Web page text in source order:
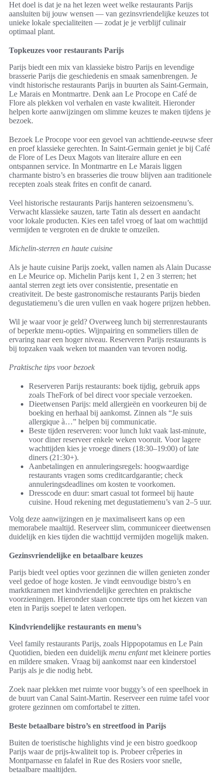
Het doel is dat je na het lezen weet welke restaurants Parijs
aansluiten bij jouw wensen — van gezinsvriendelijke keuzes tot
unieke lokale specialiteiten — zodat je je verblijf culinair
optimaal plant.
Topkeuzes voor restaurants Parijs
Parijs biedt een mix van klassieke bistro Parijs en levendige
brasserie Parijs die geschiedenis en smaak samenbrengen. Je
vindt historische restaurants Parijs in buurten als Saint‑Germain,
Le Marais en Montmartre. Denk aan Le Procope en Café de
Flore als plekken vol verhalen en vaste kwaliteit. Hieronder
helpen korte aanwijzingen om slimme keuzes te maken tijdens je
bezoek.
Bezoek Le Procope voor een gevoel van achttiende‑eeuwse sfeer
en proef klassieke gerechten. In Saint‑Germain geniet je bij Café
de Flore of Les Deux Magots van literaire allure en een
ontspannen service. In Montmartre en Le Marais liggen
charmante bistro’s en brasseries die trouw blijven aan traditionele
recepten zoals steak frites en confit de canard.
Veel historische restaurants Parijs hanteren seizoensmenu’s.
Verwacht klassieke sauzen, tarte Tatin als dessert en aandacht
voor lokale producten. Kies een tafel vroeg of laat om wachttijd
vermijden te vergroten en de drukte te omzeilen.
Michelin-sterren en haute cuisine
Als je haute cuisine Parijs zoekt, vallen namen als Alain Ducasse
en Le Meurice op. Michelin Parijs kent 1, 2 en 3 sterren; het
aantal sterren zegt iets over consistentie, presentatie en
creativiteit. De beste gastronomische restaurants Parijs bieden
degustatiemenu’s die uren vullen en vaak hogere prijzen hebben.
Wil je waar voor je geld? Overweeg lunch bij sterrenrestaurants
of beperkte menu‑opties. Wijnpairing en sommeliers tillen de
ervaring naar een hoger niveau. Reserveren Parijs restaurants is
bij topzaken vaak weken tot maanden van tevoren nodig.
Praktische tips voor bezoek
Reserveren Parijs restaurants: boek tijdig, gebruik apps
zoals TheFork of bel direct voor speciale verzoeken.
Dieetwensen Parijs: meld allergieën en voorkeuren bij de
boeking en herhaal bij aankomst. Zinnen als “Je suis
allergique à…” helpen bij communicatie.
Beste tijden reserveren: voor lunch lukt vaak last‑minute,
voor diner reserveer enkele weken vooruit. Voor lagere
wachttijden kies je vroege diners (18:30–19:00) of late
diners (21:30+).
Aanbetalingen en annuleringsregels: hoogwaardige
restaurants vragen soms creditcardgarantie; check
annuleringsdeadlines om kosten te voorkomen.
Dresscode en duur: smart casual tot formeel bij haute
cuisine. Houd rekening met degustatiemenu’s van 2–5 uur.
Volg deze aanwijzingen en je maximaliseert kans op een
memorabele maaltijd. Reserveer slim, communiceer dieetwensen
duidelijk en kies tijden die wachttijd vermijden mogelijk maken.
Gezinsvriendelijke en betaalbare keuzes
Parijs biedt veel opties voor gezinnen die willen genieten zonder
veel gedoe of hoge kosten. Je vindt eenvoudige bistro’s en
marktkramen met kindvriendelijke gerechten en praktische
voorzieningen. Hieronder staan concrete tips om het kiezen van
eten in Parijs soepel te laten verlopen.
Kindvriendelijke restaurants en menu’s
Veel family restaurants Parijs, zoals Hippopotamus en Le Pain
Quotidien, bieden een duidelijk menu enfantmet kleinere porties
en mildere smaken. Vraag bij aankomst naar een kinderstoel
Parijs als je die nodig hebt.
Zoek naar plekken met ruimte voor buggy’s of een speelhoek in
de buurt van Canal Saint‑Martin. Reserveer een ruime tafel voor
grotere gezinnen om comfortabel te zitten.
Beste betaalbare bistro’s en streetfood in Parijs
Buiten de toeristische highlights vind je een bistro goedkoop
Parijs waar de prijs-kwaliteit top is. Probeer crêperies in
Montparnasse en falafel in Rue des Rosiers voor snelle,
betaalbare maaltijden.